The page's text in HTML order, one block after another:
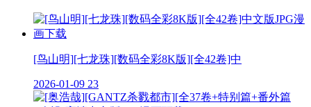
[鸟山明][七龙珠][数码全彩8K版][全42卷]中
2026-01-09 23